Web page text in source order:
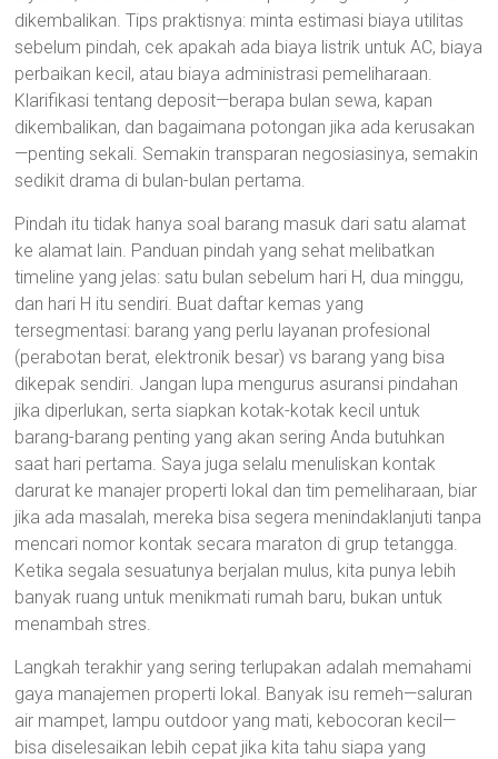
dikembalikan. Tips praktisnya: minta estimasi biaya utilitas
sebelum pindah, cek apakah ada biaya listrik untuk AC, biaya
perbaikan kecil, atau biaya administrasi pemeliharaan.
Klarifikasi tentang deposit—berapa bulan sewa, kapan
dikembalikan, dan bagaimana potongan jika ada kerusakan
—penting sekali. Semakin transparan negosiasinya, semakin
sedikit drama di bulan-bulan pertama.
Pindah itu tidak hanya soal barang masuk dari satu alamat
ke alamat lain. Panduan pindah yang sehat melibatkan
timeline yang jelas: satu bulan sebelum hari H, dua minggu,
dan hari H itu sendiri. Buat daftar kemas yang
tersegmentasi: barang yang perlu layanan profesional
(perabotan berat, elektronik besar) vs barang yang bisa
dikepak sendiri. Jangan lupa mengurus asuransi pindahan
jika diperlukan, serta siapkan kotak-kotak kecil untuk
barang-barang penting yang akan sering Anda butuhkan
saat hari pertama. Saya juga selalu menuliskan kontak
darurat ke manajer properti lokal dan tim pemeliharaan, biar
jika ada masalah, mereka bisa segera menindaklanjuti tanpa
mencari nomor kontak secara maraton di grup tetangga.
Ketika segala sesuatunya berjalan mulus, kita punya lebih
banyak ruang untuk menikmati rumah baru, bukan untuk
menambah stres.
Langkah terakhir yang sering terlupakan adalah memahami
gaya manajemen properti lokal. Banyak isu remeh—saluran
air mampet, lampu outdoor yang mati, kebocoran kecil—
bisa diselesaikan lebih cepat jika kita tahu siapa yang